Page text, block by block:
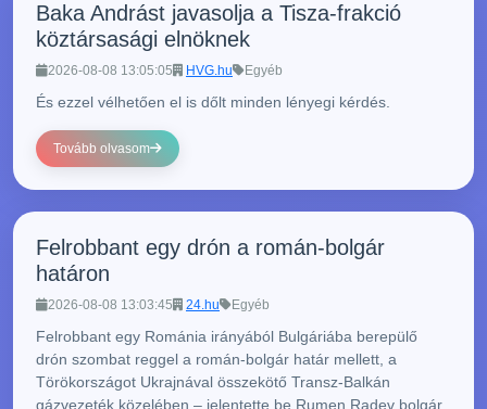
Baka Andrást javasolja a Tisza-frakció
köztársasági elnöknek
2026-08-08 13:05:05 HVG.hu Egyéb
És ezzel vélhetően el is dőlt minden lényegi kérdés.
Tovább olvasom
Felrobbant egy drón a román-bolgár
határon
2026-08-08 13:03:45 24.hu Egyéb
Felrobbant egy Románia irányából Bulgáriába berepülő
drón szombat reggel a román-bolgár határ mellett, a
Törökországot Ukrajnával összekötő Transz-Balkán
gázvezeték közelében – jelentette be Rumen Radev bolgár